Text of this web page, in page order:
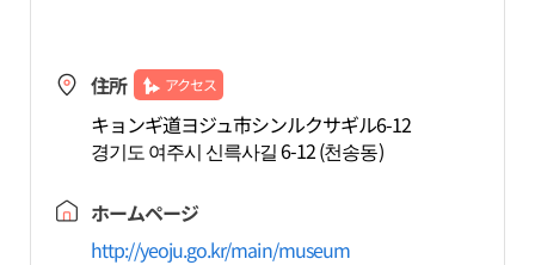
住所 アクセス
キョンギ道ヨジュ市シンルクサギル6-12
경기도 여주시 신륵사길 6-12 (천송동)
ホームページ
http://yeoju.go.kr/main/museum